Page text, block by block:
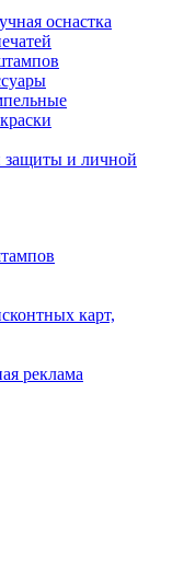
оснастка
защиты и личной
карт,
реклама